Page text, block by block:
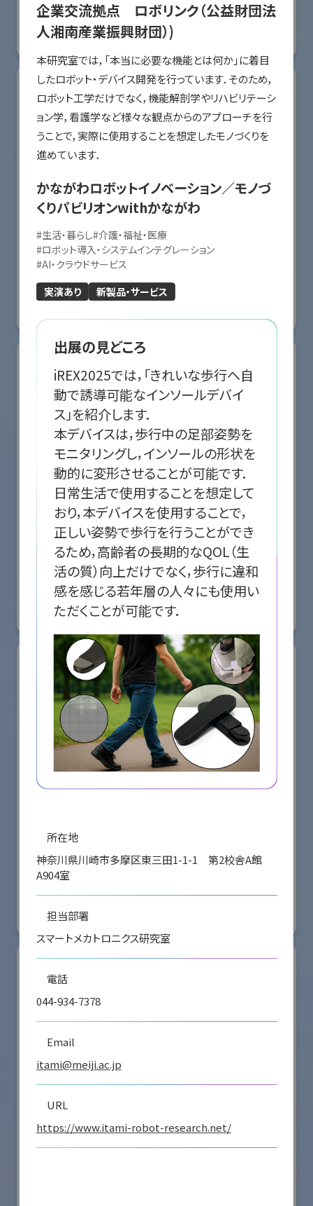
企業交流拠点 ロボリンク（公益財団法
人湘南産業振興財団）)
本研究室では，「本当に必要な機能とは何か」に着目
したロボット・デバイス開発を行っています．そのため，
ロボット工学だけでなく，機能解剖学やリハビリテーシ
ョン学，看護学など様々な観点からのアプローチを行
うことで，実際に使用することを想定したモノづくりを
進めています．
かながわロボットイノベーション／モノづ
くりパビリオンwithかながわ
#生活・暮らし#介護・福祉・医療
#ロボット導入・システムインテグレーション
#AI・クラウドサービス
実演あり
新製品・サービス
出展の見どころ
iREX2025では，「きれいな歩行へ自
動で誘導可能なインソールデバイ
ス」を紹介します．
本デバイスは，歩行中の足部姿勢を
モニタリングし，インソールの形状を
動的に変形させることが可能です．
日常生活で使用することを想定して
おり，本デバイスを使用することで，
正しい姿勢で歩行を行うことができ
るため，高齢者の長期的なQOL（生
活の質）向上だけでなく，歩行に違和
感を感じる若年層の人々にも使用い
ただくことが可能です．
所在地
神奈川県川崎市多摩区東三田1-1-1 第2校舎A館
A904室
担当部署
スマートメカトロニクス研究室
電話
044-934-7378
Email
itami@meiji.ac.jp
URL
https://www.itami-robot-research.net/
国際ロボット展
#スマートプロダクションロボット
#要素技術
川崎重工業株式会社
国際ロボット展
#スマートプロダクションロボット #スマートコミュニティロボット
#要素技術
リアル会場小間番号 : E5-10
株式会社クリエイティブテクノロジー
国際ロボット展
#スマートプロダクションロボット #スマートコミュニティロボット
リアル会場小間番号 : E5-08
国際ロボット展
リアル会場小間番号 : E4-16
シナノケンシ株式会社